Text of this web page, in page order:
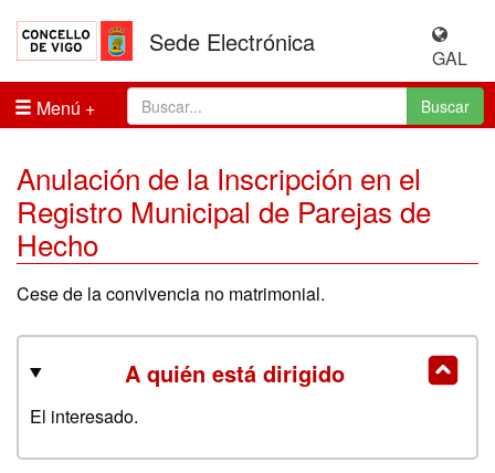
Sede Electrónica
GAL
Menú
Buscar
Anulación de la Inscripción en el
Registro Municipal de Parejas de
Hecho
Cese de la convivencia no matrimonial.
A quién está dirigido
El interesado.